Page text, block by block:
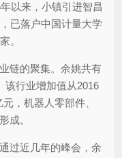
以来，小镇引进智昌
已落户中国计量大学
。
链的聚集。余姚共有
该行业增加值从2016
，机器人零部件、
成。
过近几年的峰会，余